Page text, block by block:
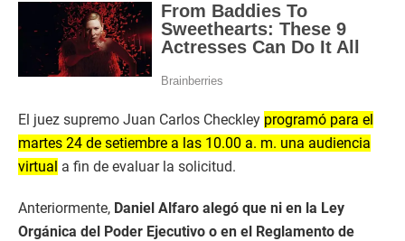
El juez supremo Juan Carlos Checkley programó para el
martes 24 de setiembre a las 10.00 a. m. una audiencia
virtual a fin de evaluar la solicitud.
Anteriormente, Daniel Alfaro alegó que ni en la Ley
Orgánica del Poder Ejecutivo o en el Reglamento de